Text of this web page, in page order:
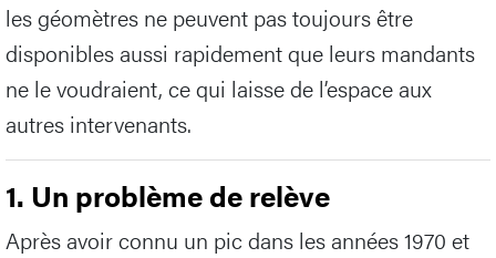
les géomètres ne peuvent pas toujours être
disponibles aussi rapidement que leurs mandants
ne le voudraient, ce qui laisse de l’espace aux
autres intervenants.
1. Un problème de relève
Après avoir connu un pic dans les années 1970 et